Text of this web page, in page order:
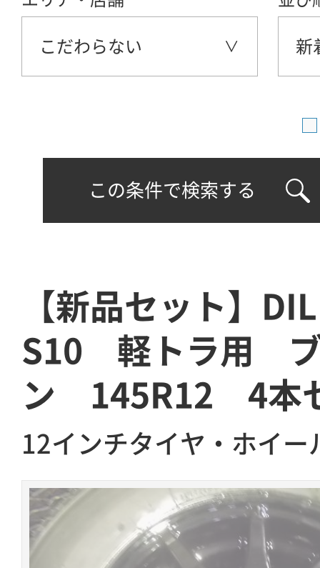
こだわらない 新
この条件で検索する
【新品セット】
S10 軽トラ用 ブ
ン 145R12 4本
12インチタイヤ・ホイー